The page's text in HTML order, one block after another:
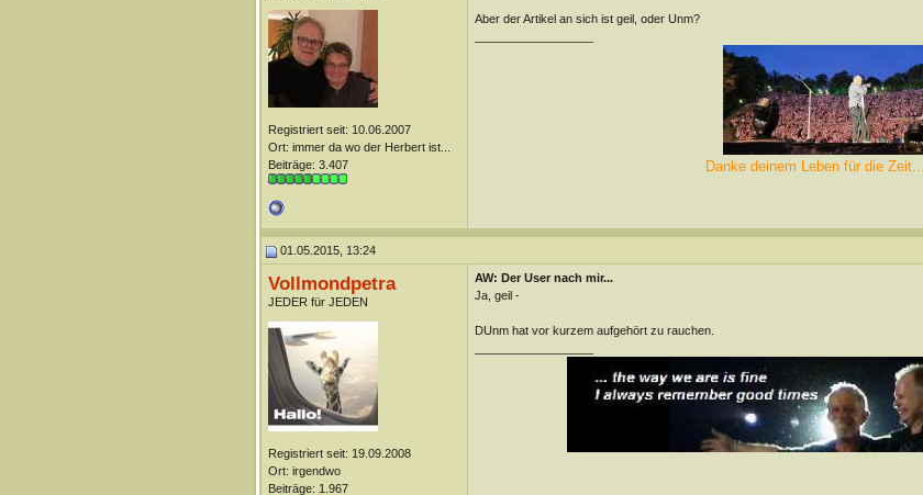
Registriert seit: 10.06.2007
Ort: immer da wo der Herbert ist...
Beiträge: 3.407
Aber der Artikel an sich ist geil, oder Unm?
Danke deinem Leben für die Zeit....
01.05.2015, 13:24
Vollmondpetra
JEDER für JEDEN
Registriert seit: 19.09.2008
Ort: irgendwo
Beiträge: 1.967
AW: Der User nach mir...
Ja, geil -
DUnm hat vor kurzem aufgehört zu rauchen.